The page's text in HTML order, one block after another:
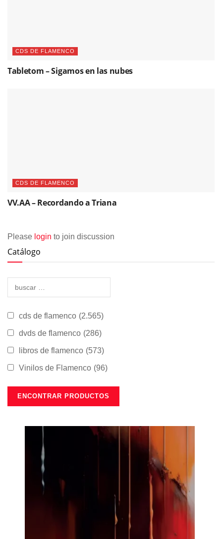
CDS DE FLAMENCO
Tabletom – Sigamos en las nubes
CDS DE FLAMENCO
VV.AA – Recordando a Triana
Please login to join discussion
Catálogo
cds de flamenco (2.565)
dvds de flamenco (286)
libros de flamenco (573)
Vinilos de Flamenco (96)